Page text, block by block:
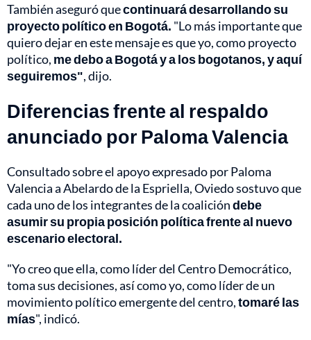
También aseguró quecontinuará desarrollando su
proyecto político en Bogotá. "Lo más importante que
quiero dejar en este mensaje es que yo, como proyecto
político, me debo a Bogotá y a los bogotanos, y aquí
seguiremos", dijo.
Diferencias frente al respaldo
anunciado por Paloma Valencia
Consultado sobre el apoyo expresado por Paloma
Valencia a Abelardo de la Espriella, Oviedo sostuvo que
cada uno de los integrantes de la coalicióndebe
asumir su propia posición política frente al nuevo
escenario electoral.
"Yo creo que ella, como líder del Centro Democrático,
toma sus decisiones, así como yo, como líder de un
movimiento político emergente del centro,tomaré las
mías", indicó.